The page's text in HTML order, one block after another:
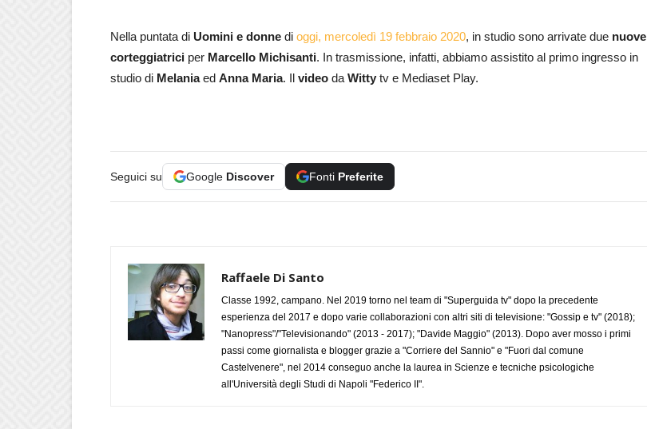
Nella puntata di Uomini e donne di oggi, mercoledì 19 febbraio 2020, in studio sono arrivate due nuove
corteggiatrici per Marcello Michisanti. In trasmissione, infatti, abbiamo assistito al primo ingresso in
studio di Melaniaed Anna Maria. Il video da Witty tv e Mediaset Play.
Seguici su Google Discover Fonti Preferite
Raffaele Di Santo
Classe 1992, campano. Nel 2019 torno nel team di "Superguida tv" dopo la precedente
esperienza del 2017 e dopo varie collaborazioni con altri siti di televisione: "Gossip e tv" (2018);
"Nanopress"/"Televisionando" (2013 - 2017); "Davide Maggio" (2013). Dopo aver mosso i primi
passi come giornalista e blogger grazie a "Corriere del Sannio" e "Fuori dal comune
Castelvenere", nel 2014 conseguo anche la laurea in Scienze e tecniche psicologiche
all'Università degli Studi di Napoli "Federico II".